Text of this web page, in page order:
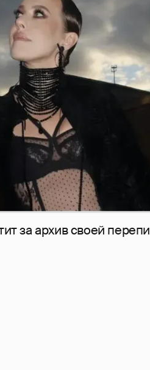
за архив своей